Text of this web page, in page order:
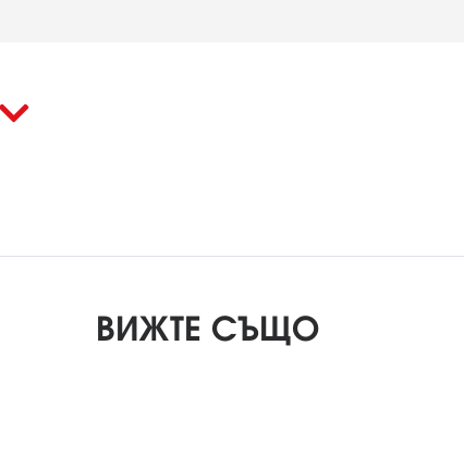
ВИЖТЕ СЪЩО